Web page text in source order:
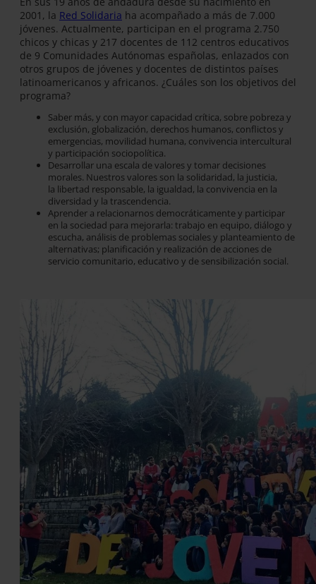
2001, la Red Solidaria ha acompañado a más de 7.000
jóvenes. Actualmente, participan en el programa 2.750
chicos y chicas y 217 docentes de 112 centros educativos
de 9 Comunidades Autónomas españolas, enlazados con
otros grupos de jóvenes y docentes de distintos países
latinoamericanos y africanos. ¿Cuáles son los objetivos del
programa?
Saber más, y con mayor capacidad crítica, sobre pobreza y
exclusión, globalización, derechos humanos, conflictos y
emergencias, movilidad humana, convivencia intercultural
y participación sociopolítica.
Desarrollar una escala de valores y tomar decisiones
morales. Nuestros valores son la solidaridad, la justicia,
la libertad responsable, la igualdad, la convivencia en la
diversidad y la trascendencia.
Aprender a relacionarnos democráticamente y participar
en la sociedad para mejorarla: trabajo en equipo, diálogo y
escucha, análisis de problemas sociales y planteamiento de
alternativas; planificación y realización de acciones de
servicio comunitario, educativo y de sensibilización social.